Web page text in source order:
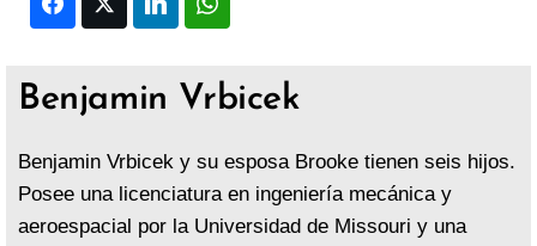
Benjamin Vrbicek
Benjamin Vrbicek y su esposa Brooke tienen seis hijos.
Posee una licenciatura en ingeniería mecánica y
aeroespacial por la Universidad de Missouri y una